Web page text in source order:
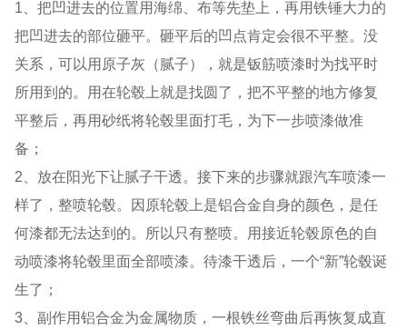
1、把凹进去的位置用海绵、布等先垫上，再用铁锤大力的
把凹进去的部位砸平。砸平后的凹点肯定会很不平整。没
关系，可以用原子灰（腻子），就是钣筋喷漆时为找平时
所用到的。用在轮毂上就是找圆了，把不平整的地方修复
平整后，再用砂纸将轮毂里面打毛，为下一步喷漆做准
备；
2、放在阳光下让腻子干透。接下来的步骤就跟汽车喷漆一
样了，整喷轮毂。因原轮毂上是铝合金自身的颜色，是任
何漆都无法达到的。所以只有整喷。用接近轮毂原色的自
动喷漆将轮毂里面全部喷漆。待漆干透后，一个“新”轮毂诞
生了；
3、副作用铝合金为金属物质，一根铁丝弯曲后再恢复成直